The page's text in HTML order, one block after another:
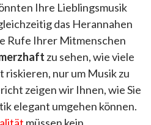
Ihre Lieblingsmusik
das Herannahen
Rufe Ihrer Mitmenschen
zu sehen, wie viele
nur um Musik zu
zeigen wir Ihnen, wie Sie
elegant umgehen können.